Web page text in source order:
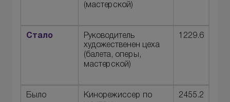
(мастерской)
Стало Руководитель
художественен цеха
(балета, оперы,
мастерской)
1229.6
Было Кинорежиссер по 2455.2